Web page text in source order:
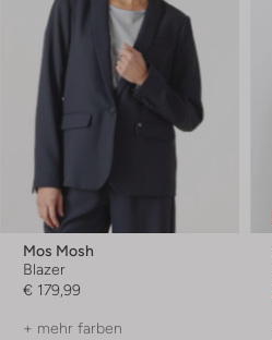
Mos Mosh
Blazer
€ 179,99
+ mehr farben